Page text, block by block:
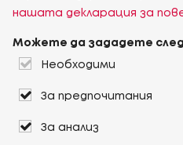
нашата декларация за
Можете да зададете
Необходими
За предпочитания
За анализ